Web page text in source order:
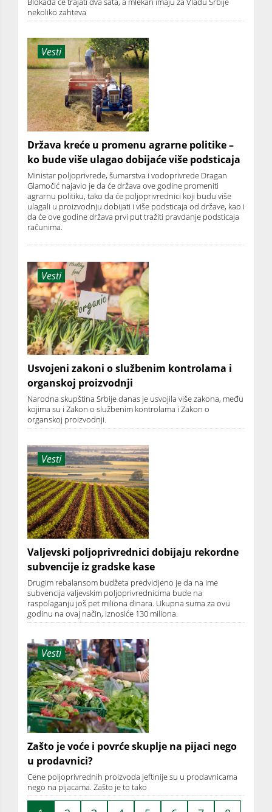
nekoliko zahteva
Vesti
Država kreće u promenu agrarne politike –
ko bude više ulagao dobijaće više podsticaja
Ministar poljoprivrede, šumarstva i vodoprivrede Dragan
Glamočić najavio je da će država ove godine promeniti
agrarnu politiku, tako da će poljoprivrednici koji budu više
ulagali u proizvodnju dobijati i više podsticaja od države, kao i
da će ove godine država prvi put tražiti pravdanje podsticaja
računima.
Vesti
Usvojeni zakoni o službenim kontrolama i
organskoj proizvodnji
Narodna skupština Srbije danas je usvojila više zakona, među
kojima su i Zakon o službenim kontrolama i Zakon o
organskoj proizvodnji.
Vesti
Valjevski poljoprivrednici dobijaju rekordne
subvencije iz gradske kase
Drugim rebalansom budžeta predvidjeno je da na ime
subvencija valjevskim poljoprivrednicima bude na
raspolaganju još pet miliona dinara. Ukupna suma za ovu
godinu na ovaj način, iznosiće 130 miliona.
Vesti
Zašto je voće i povrće skuplje na pijaci nego
u prodavnici?
Cene poljoprivrednih proizvoda jeftinije su u prodavnicama
nego na pijacama. Zašto je to tako